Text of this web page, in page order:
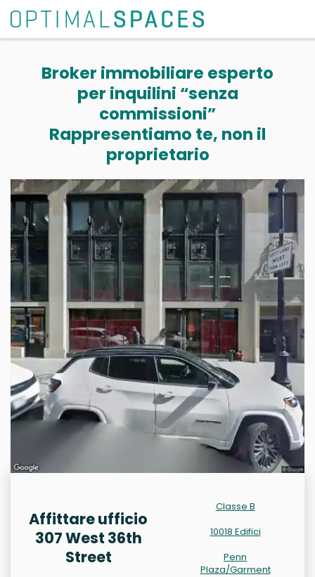
Broker immobiliare esperto
per inquilini “senza
commissioni”
Rappresentiamo te, non il
proprietario
Affittare ufficio
307 West 36th
Street
Classe B
10018 Edifici
Penn
Plaza/Garment